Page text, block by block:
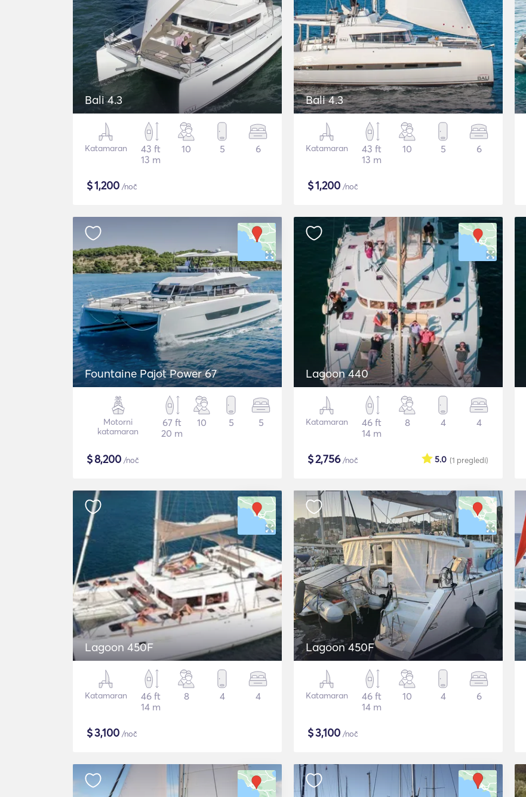
Bali 4.3
Katamaran
43 ft
13 m
10 5 6
$1,200 /noč
Bali 4.3
Katamaran
43 ft
13 m
10 5 6
$1,200 /noč
Fountaine Pajot Power 67
Motorni
katamaran
67 ft
20 m
10 5 5
$8,200 /noč
Lagoon 440
Katamaran
46 ft
14 m
8 4 4
$2,756/noč (1 pregledi)
5.0
Lagoon 450F
Katamaran
46 ft
14 m
8 4 4
$3,100 /noč
Lagoon 450F
Katamaran
46 ft
14 m
10 4 6
$3,100 /noč